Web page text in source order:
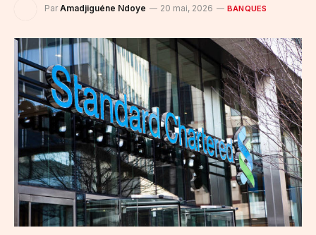
Par Amadjiguéne Ndoye 20 mai, 2026 BANQUES